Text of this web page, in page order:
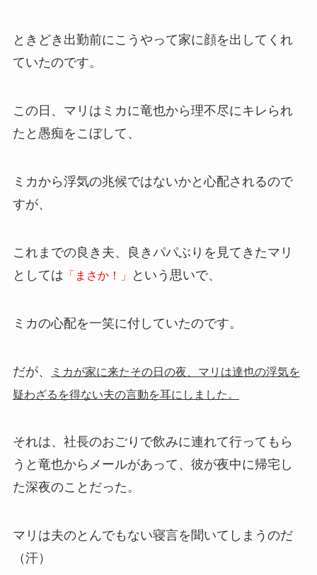
ときどき出勤前にこうやって家に顔を出してくれ
ていたのです。
この日、マリはミカに竜也から理不尽にキレられ
たと愚痴をこぼして、
ミカから浮気の兆候ではないかと心配されるので
すが、
これまでの良き夫、良きパパぶりを見てきたマリ
としては 「まさか！」 という思いで、
ミカの心配を一笑に付していたのです。
だが、
ミカが家に来たその日の夜、マリは達也の浮気を
疑わざるを得ない夫の言動を耳にしました。
それは、社長のおごりで飲みに連れて行ってもら
うと竜也からメールがあって、彼が夜中に帰宅し
た深夜のことだった。
マリは夫のとんでもない寝言を聞いてしまうのだ
（汗）